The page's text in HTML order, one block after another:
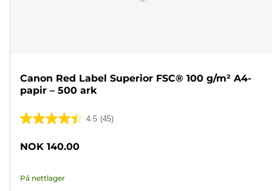
Canon Red Label Superior FSC® 100 g/m² A4-
papir – 500 ark
4.5 (45)
4.5
5
45
NOK 140.00
På nettlager